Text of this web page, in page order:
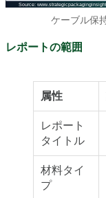
ケーブル保
レポートの範囲
属性
レポート
タイトル
材料タイ
プ